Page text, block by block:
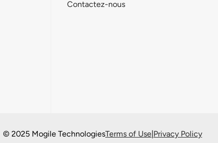
Contactez-nous
© 2025 Mogile TechnologiesTerms of Use|Privacy Policy